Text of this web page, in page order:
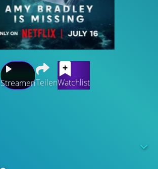
StreamenTeilenWatchlist
doch Amy bleibt verschwunden. Dazu